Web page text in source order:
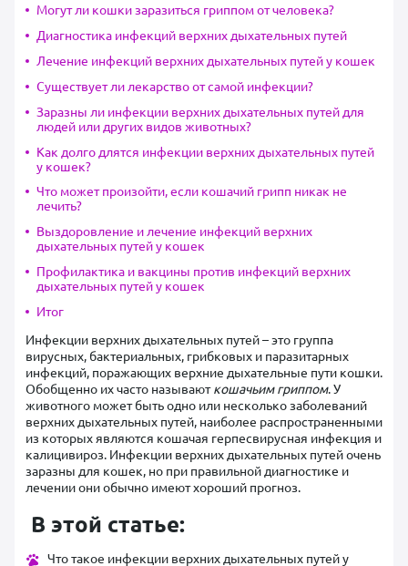
Могут ли кошки заразиться гриппом от человека?
Диагностика инфекций верхних дыхательных путей
Лечение инфекций верхних дыхательных путей у кошек
Существует ли лекарство от самой инфекции?
Заразны ли инфекции верхних дыхательных путей для
людей или других видов животных?
Как долго длятся инфекции верхних дыхательных путей
у кошек?
Что может произойти, если кошачий грипп никак не
лечить?
Выздоровление и лечение инфекций верхних
дыхательных путей у кошек
Профилактика и вакцины против инфекций верхних
дыхательных путей у кошек
Итог
Инфекции верхних дыхательных путей – это группа
вирусных, бактериальных, грибковых и паразитарных
инфекций, поражающих верхние дыхательные пути кошки.
Обобщенно их часто называюткошачьим гриппом. У
животного может быть одно или несколько заболеваний
верхних дыхательных путей, наиболее распространенными
из которых являются кошачая герпесвирусная инфекция и
калицивироз. Инфекции верхних дыхательных путей очень
заразны для кошек, но при правильной диагностике и
лечении они обычно имеют хороший прогноз.
В этой статье:
Что такое инфекции верхних дыхательных путей у